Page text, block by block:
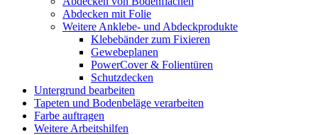
Abdecken mit Folie
Weitere Anklebe- und Abdeckprodukte
Klebebänder zum Fixieren
Gewebeplanen
PowerCover & Folientüren
Schutzdecken
Untergrund bearbeiten
Tapeten und Bodenbeläge verarbeiten
Farbe auftragen
Weitere Arbeitshilfen